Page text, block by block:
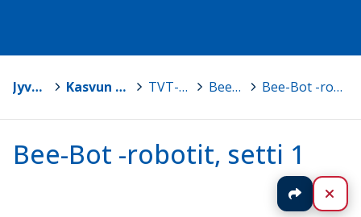
Jyväskylä > Kasvun ja oppimisen TVT-tuki > TVT-tarvikelainaamo > Bee-Bot -robotit > Bee-Bot -robotit, setti 1
Bee-Bot -robotit, setti 1
Jaa